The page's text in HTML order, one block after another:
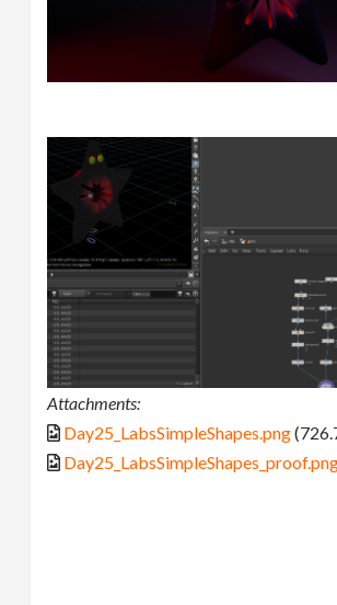
Attachments:
Day25_LabsSimpleShapes.png